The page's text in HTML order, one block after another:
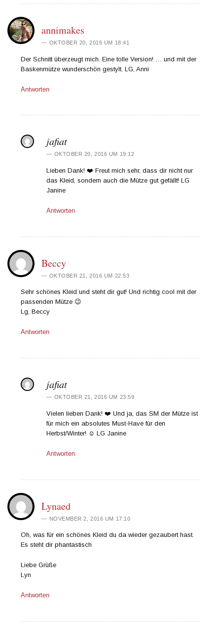
annimakes
OKTOBER 20, 2016 UM 18:41
Der Schnitt überzeugt mich. Eine tolle Version! … und mit der
Baskenmütze wunderschön gestylt. LG, Anni
Antworten
jafiat
OKTOBER 20, 2016 UM 19:12
Lieben Dank! ❤️ Freut mich sehr, dass dir nicht nur
das Kleid, sondern auch die Mütze gut gefällt! LG
Janine
Antworten
Beccy
OKTOBER 21, 2016 UM 22:53
Sehr schönes Kleid und steht dir gut! Und richtig cool mit der
passenden Mütze 😉
Lg, Beccy
Antworten
jafiat
OKTOBER 21, 2016 UM 23:59
Vielen lieben Dank! ❤️ Und ja, das SM der Mütze ist
für mich ein absolutes Must-Have für den
Herbst/Winter! ☺️ LG Janine
Antworten
Lynaed
NOVEMBER 2, 2016 UM 17:10
Oh, was für ein schönes Kleid du da wieder gezaubert hast.
Es steht dir phantastisch
Liebe Grüße
Lyn
Antworten